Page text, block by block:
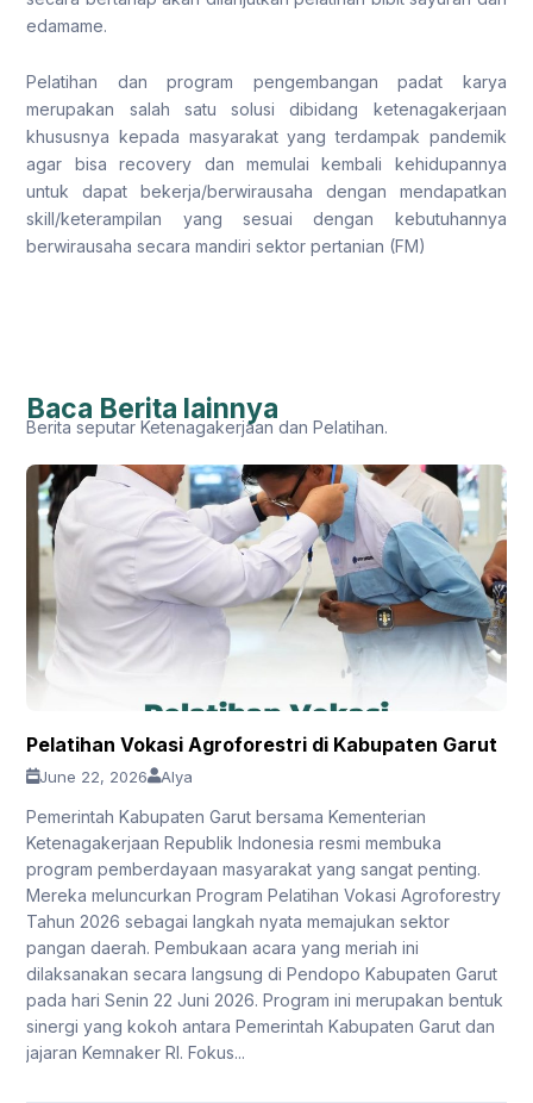
edamame.
Pelatihan dan program pengembangan padat karya
merupakan salah satu solusi dibidang ketenagakerjaan
khususnya kepada masyarakat yang terdampak pandemik
agar bisa recovery dan memulai kembali kehidupannya
untuk dapat bekerja/berwirausaha dengan mendapatkan
skill/keterampilan yang sesuai dengan kebutuhannya
berwirausaha secara mandiri sektor pertanian (FM)
Baca Berita lainnya
Berita seputar Ketenagakerjaan dan Pelatihan.
Pelatihan Vokasi Agroforestri di Kabupaten Garut
June 22, 2026 Alya
Pemerintah Kabupaten Garut bersama Kementerian
Ketenagakerjaan Republik Indonesia resmi membuka
program pemberdayaan masyarakat yang sangat penting.
Mereka meluncurkan Program Pelatihan Vokasi Agroforestry
Tahun 2026 sebagai langkah nyata memajukan sektor
pangan daerah. Pembukaan acara yang meriah ini
dilaksanakan secara langsung di Pendopo Kabupaten Garut
pada hari Senin 22 Juni 2026. Program ini merupakan bentuk
sinergi yang kokoh antara Pemerintah Kabupaten Garut dan
jajaran Kemnaker RI. Fokus...